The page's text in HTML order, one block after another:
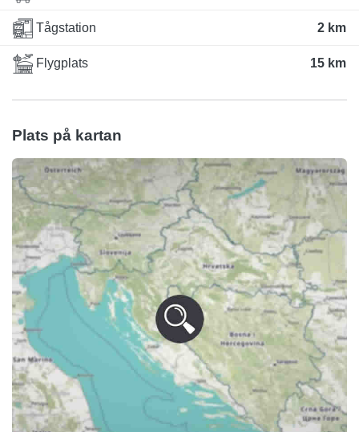
Tågstation 2 km
Flygplats 15 km
Plats på kartan